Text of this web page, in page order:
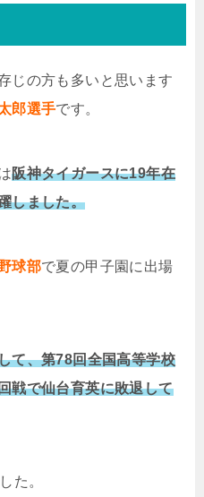
じの方も多いと思います
郎選手です。
阪神タイガースに19年在
しました。
球部で夏の甲子園に出場
て、第78回全国高等学校
戦で仙台育英に敗退して
た。